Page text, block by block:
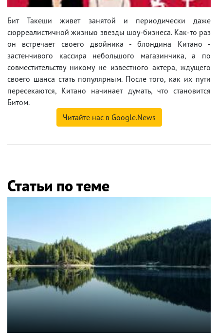
Бит Такеши живет занятой и периодически даже
сюрреалистичной жизнью звезды шоу-бизнеса. Как-то раз
он встречает своего двойника - блондина Китано -
застенчивого кассира небольшого магазинчика, а по
совместительству никому не известного актера, ждущего
своего шанса стать популярным. После того, как их пути
пересекаются, Китано начинает думать, что становится
Битом.
Читайте нас в Google.News
Статьи по теме